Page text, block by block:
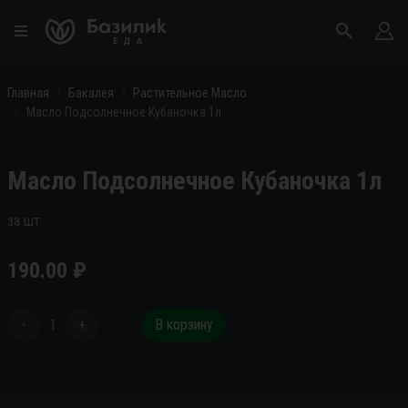
Главная Бакалея
Растительное Масло
Масло Подсолнечное Кубаночка 1л
Масло Подсолнечное Кубаночка 1л
за шт
190.00 ₽
- 1 + В корзину